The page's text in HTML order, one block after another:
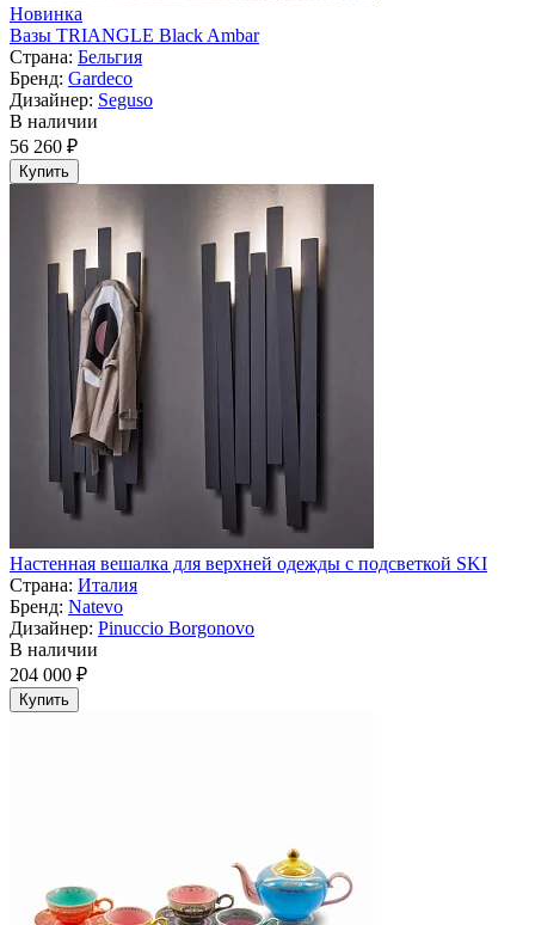
Новинка
Вазы TRIANGLE Black Ambar
Страна: Бельгия
Бренд: Gardeco
Дизайнер: Seguso
В наличии
56 260 ₽
Купить
Настенная вешалка для верхней одежды с подсветкой SKI
Страна: Италия
Бренд: Natevo
Дизайнер: Pinuccio Borgonovo
В наличии
204 000 ₽
Купить